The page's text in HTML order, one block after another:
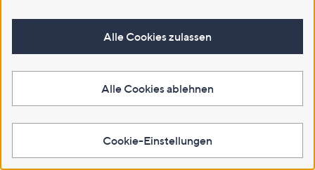
Alle Cookies zulassen
Alle Cookies ablehnen
Cookie-Einstellungen